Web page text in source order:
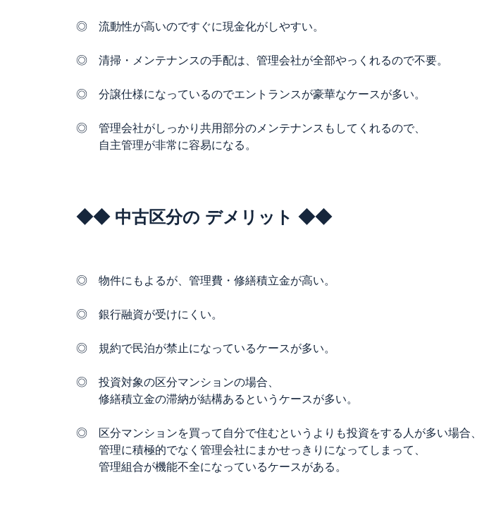
◎ 流動性が高いのですぐに現金化がしやすい。
◎ 清掃・メンテナンスの手配は、管理会社が全部やっくれるので不要。
◎ 分譲仕様になっているのでエントランスが豪華なケースが多い。
◎ 管理会社がしっかり共用部分のメンテナンスもしてくれるので、
自主管理が非常に容易になる。
◆◆ 中古区分の デメリット ◆◆
◎ 物件にもよるが、管理費・修繕積立金が高い。
◎ 銀行融資が受けにくい。
◎ 規約で民泊が禁止になっているケースが多い。
◎ 投資対象の区分マンションの場合、
修繕積立金の滞納が結構あるというケースが多い。
◎ 区分マンションを買って自分で住むというよりも投資をする人が多い場合、
管理に積極的でなく管理会社にまかせっきりになってしまって、
管理組合が機能不全になっているケースがある。